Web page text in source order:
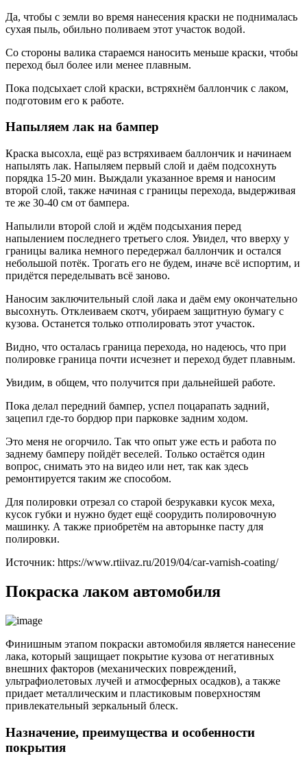
Да, чтобы с земли во время нанесения краски не поднималась
сухая пыль, обильно поливаем этот участок водой.
Со стороны валика стараемся наносить меньше краски, чтобы
переход был более или менее плавным.
Пока подсыхает слой краски, встряхнём баллончик с лаком,
подготовим его к работе.
Напыляем лак на бампер
Краска высохла, ещё раз встряхиваем баллончик и начинаем
напылять лак. Напыляем первый слой и даём подсохнуть
порядка 15-20 мин. Выждали указанное время и наносим
второй слой, также начиная с границы перехода, выдерживая
те же 30-40 см от бампера.
Напылили второй слой и ждём подсыхания перед
напылением последнего третьего слоя. Увидел, что вверху у
границы валика немного передержал баллончик и остался
небольшой потёк. Трогать его не будем, иначе всё испортим, и
придётся переделывать всё заново.
Наносим заключительный слой лака и даём ему окончательно
высохнуть. Отклеиваем скотч, убираем защитную бумагу с
кузова. Останется только отполировать этот участок.
Видно, что осталась граница перехода, но надеюсь, что при
полировке граница почти исчезнет и переход будет плавным.
Увидим, в общем, что получится при дальнейшей работе.
Пока делал передний бампер, успел поцарапать задний,
зацепил где-то бордюр при парковке задним ходом.
Это меня не огорчило. Так что опыт уже есть и работа по
заднему бамперу пойдёт веселей. Только остаётся один
вопрос, снимать это на видео или нет, так как здесь
ремонтируется таким же способом.
Для полировки отрезал со старой безрукавки кусок меха,
кусок губки и нужно будет ещё соорудить полировочную
машинку. А также приобретём на авторынке пасту для
полировки.
Источник: https://www.rtiivaz.ru/2019/04/car-varnish-coating/
Покраска лаком автомобиля
Финишным этапом покраски автомобиля является нанесение
лака, который защищает покрытие кузова от негативных
внешних факторов (механических повреждений,
ультрафиолетовых лучей и атмосферных осадков), а также
придает металлическим и пластиковым поверхностям
привлекательный зеркальный блеск.
Назначение, преимущества и особенности
покрытия